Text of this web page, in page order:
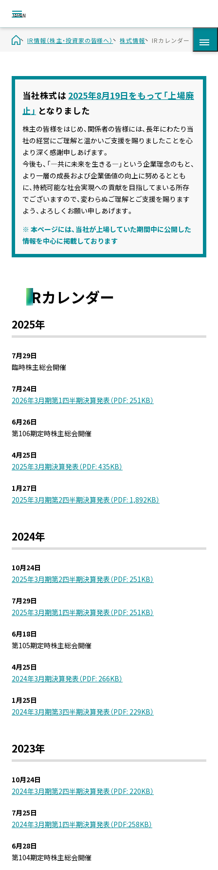
IR資料
決算短信・決算説明資料
中期経営方針
有価証券報告書
報告書（事業報告）
適時開示情報
サステナビリティデータブック
統合報告書
売上高・損益の推移
製品別・地域別売上高（連結）
純資産、総資産
設備投資、研究開発費
株式情報
株主総会情報
IRカレンダー
電子公告
過去の電子公告・バックナンバー
IR情報（株主・投資家の皆様へ） 株式情報 IRカレンダー
当社株式は 2025年8月19日をもって「上場廃
止」 となりました
株主の皆様をはじめ、関係者の皆様には、長年にわたり当
社の経営にご理解と温かいご支援を賜りましたことを心
より深く感謝申しあげます。
今後も、「―共に未来を生きる―」という企業理念のもと、
より一層の成長および企業価値の向上に努めるととも
に、持続可能な社会実現への貢献を目指してまいる所存
でございますので、変わらぬご理解とご支援を賜ります
よう、よろしくお願い申しあげます。
※ 本ページには、当社が上場していた期間中に公開した
情報を中心に掲載しております
IRカレンダー
2025年
7月29日
臨時株主総会開催
7月24日
2026年3月期第1四半期決算発表（PDF: 251KB）
6月26日
第106期定時株主総会開催
4月25日
2025年3月期決算発表（PDF: 435KB）
1月27日
2025年3月期第2四半期決算発表（PDF: 1,892KB）
2024年
10月24日
2025年3月期第2四半期決算発表（PDF: 251KB）
7月29日
2025年3月期第1四半期決算発表（PDF: 251KB）
6月18日
第105期定時株主総会開催
4月25日
2024年3月期決算発表（PDF: 266KB）
1月25日
2024年3月期第3四半期決算発表（PDF: 229KB）
2023年
10月24日
2024年3月期第2四半期決算発表（PDF: 220KB）
7月25日
2024年3月期第1四半期決算発表（PDF:258KB）
6月28日
第104期定時株主総会開催